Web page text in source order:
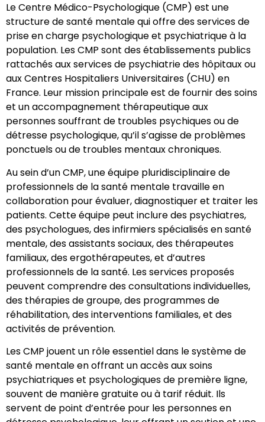
Le Centre Médico-Psychologique (CMP) est une
structure de santé mentale qui offre des services de
prise en charge psychologique et psychiatrique à la
population. Les CMP sont des établissements publics
rattachés aux services de psychiatrie des hôpitaux ou
aux Centres Hospitaliers Universitaires (CHU) en
France. Leur mission principale est de fournir des soins
et un accompagnement thérapeutique aux
personnes souffrant de troubles psychiques ou de
détresse psychologique, qu’il s’agisse de problèmes
ponctuels ou de troubles mentaux chroniques.
Au sein d’un CMP, une équipe pluridisciplinaire de
professionnels de la santé mentale travaille en
collaboration pour évaluer, diagnostiquer et traiter les
patients. Cette équipe peut inclure des psychiatres,
des psychologues, des infirmiers spécialisés en santé
mentale, des assistants sociaux, des thérapeutes
familiaux, des ergothérapeutes, et d’autres
professionnels de la santé. Les services proposés
peuvent comprendre des consultations individuelles,
des thérapies de groupe, des programmes de
réhabilitation, des interventions familiales, et des
activités de prévention.
Les CMP jouent un rôle essentiel dans le système de
santé mentale en offrant un accès aux soins
psychiatriques et psychologiques de première ligne,
souvent de manière gratuite ou à tarif réduit. Ils
servent de point d’entrée pour les personnes en